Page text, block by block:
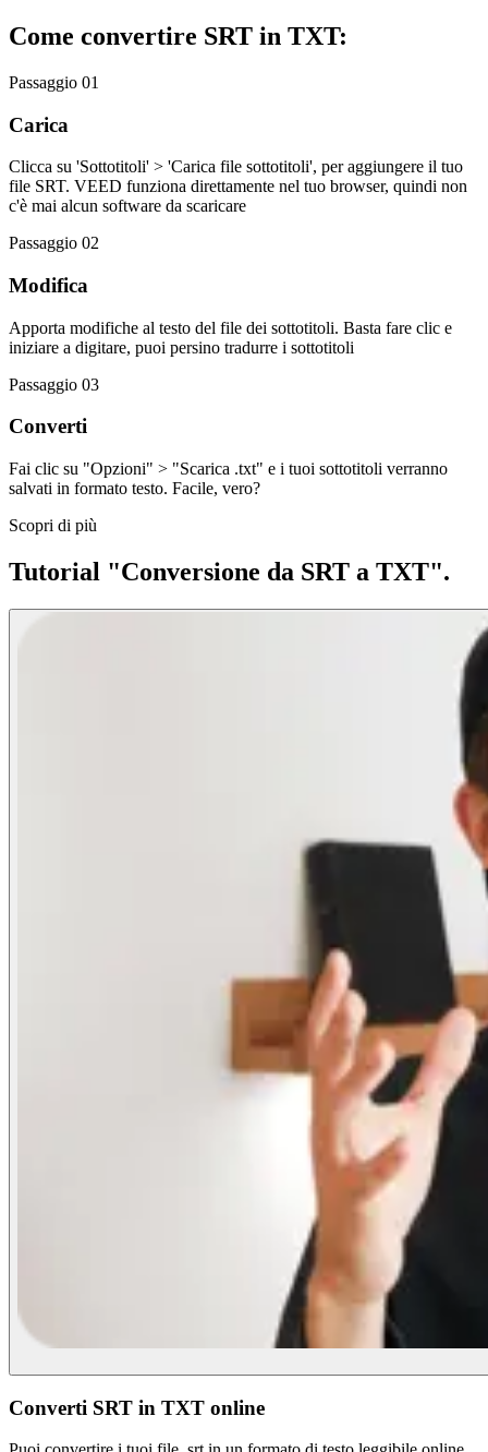
Come convertire SRT in TXT:
Passaggio 01
Carica
Clicca su 'Sottotitoli' > 'Carica file sottotitoli', per aggiungere il tuo
file SRT. VEED funziona direttamente nel tuo browser, quindi non
c'è mai alcun software da scaricare
Passaggio 02
Modifica
Apporta modifiche al testo del file dei sottotitoli. Basta fare clic e
iniziare a digitare, puoi persino tradurre i sottotitoli
Passaggio 03
Converti
Fai clic su "Opzioni" > "Scarica .txt" e i tuoi sottotitoli verranno
salvati in formato testo. Facile, vero?
Scopri di più
Tutorial "Conversione da SRT a TXT".
Converti SRT in TXT online